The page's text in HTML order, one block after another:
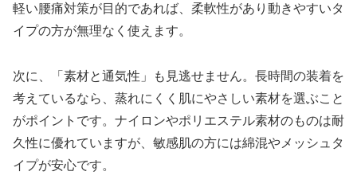
軽い腰痛対策が目的であれば、柔軟性があり動きやすいタ
イプの方が無理なく使えます。
次に、「素材と通気性」も見逃せません。長時間の装着を
考えているなら、蒸れにくく肌にやさしい素材を選ぶこと
がポイントです。ナイロンやポリエステル素材のものは耐
久性に優れていますが、敏感肌の方には綿混やメッシュタ
イプが安心です。